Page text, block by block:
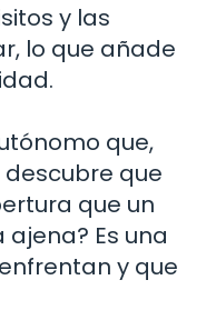
y las
lo que añade
que,
que
que un
Es una
y que